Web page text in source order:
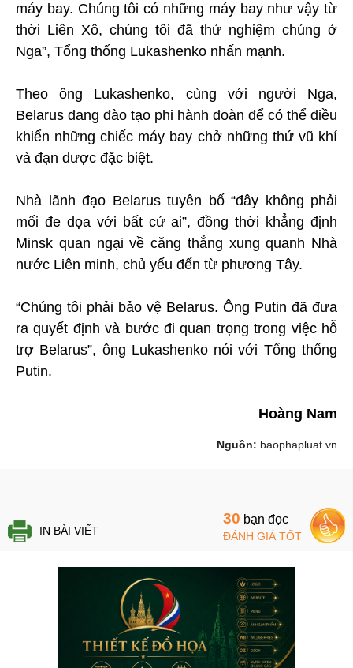
máy bay. Chúng tôi có những máy bay như vậy từ
thời Liên Xô, chúng tôi đã thử nghiệm chúng ở
Nga”, Tổng thống Lukashenko nhấn mạnh.
Theo ông Lukashenko, cùng với người Nga,
Belarus đang đào tạo phi hành đoàn để có thể điều
khiển những chiếc máy bay chở những thứ vũ khí
và đạn dược đặc biệt.
Nhà lãnh đạo Belarus tuyên bố “đây không phải
mối đe dọa với bất cứ ai”, đồng thời khẳng định
Minsk quan ngại về căng thẳng xung quanh Nhà
nước Liên minh, chủ yếu đến từ phương Tây.
“Chúng tôi phải bảo vệ Belarus. Ông Putin đã đưa
ra quyết định và bước đi quan trọng trong việc hỗ
trợ Belarus”, ông Lukashenko nói với Tổng thống
Putin.
Hoàng Nam
Nguồn: baophapluat.vn
IN BÀI VIẾT
30 bạn đọc
ĐÁNH GIÁ TỐT